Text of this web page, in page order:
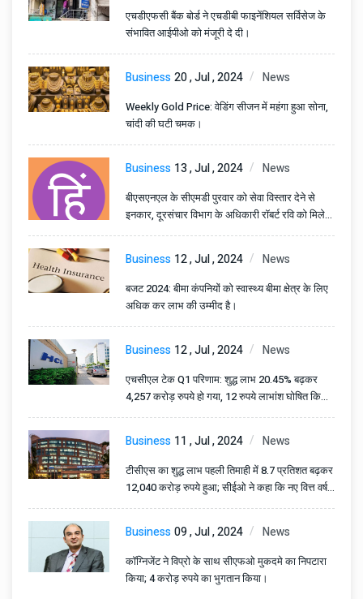
एचडीएफसी बैंक बोर्ड ने एचडीबी फाइनेंशियल सर्विसेज के
संभावित आईपीओ को मंजूरी दे दी।
Business20 , Jul , 2024 News
Weekly Gold Price: वेडिंग सीजन में महंगा हुआ सोना,
चांदी की घटी चमक।
Business 13 , Jul , 2024 News
बीएसएनएल के सीएमडी पुरवार को सेवा विस्तार देने से
इनकार, दूरसंचार विभाग के अधिकारी रॉबर्ट रवि को मिलेगा
अतिरिक्त प्रभार।
Business 12 , Jul , 2024 News
बजट 2024: बीमा कंपनियों को स्वास्थ्य बीमा क्षेत्र के लिए
अधिक कर लाभ की उम्मीद है।
Business 12 , Jul , 2024 News
एचसीएल टेक Q1 परिणाम: शुद्ध लाभ 20.45% बढ़कर
4,257 करोड़ रुपये हो गया, 12 रुपये लाभांश घोषित किया
गया।
Business 11 , Jul , 2024 News
टीसीएस का शुद्ध लाभ पहली तिमाही में 8.7 प्रतिशत बढ़कर
12,040 करोड़ रुपये हुआ; सीईओ ने कहा कि नए वित्त वर्ष
की शुरुआत मजबूत रही।
Business09 , Jul , 2024 News
कॉग्निजेंट ने विप्रो के साथ सीएफओ मुकदमे का निपटारा
किया; 4 करोड़ रुपये का भुगतान किया।